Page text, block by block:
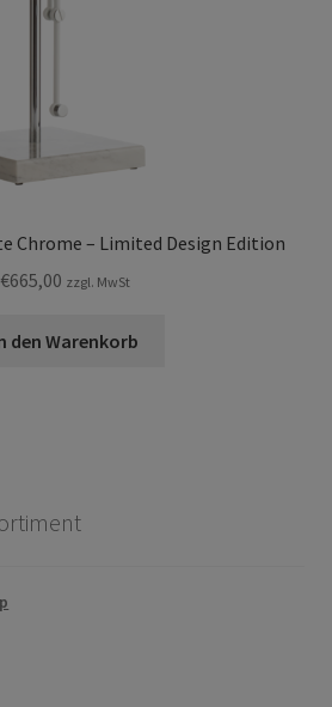
Chrome – Limited Design Edition
€665,00 zzgl. MwSt
den Warenkorb